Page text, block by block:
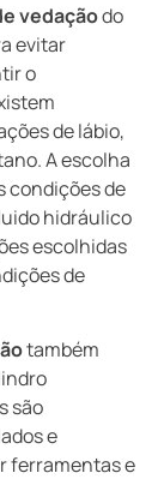
vedaçãodo
evitar
o
de lábio,
A escolha
condições de
hidráulico
escolhidas
de
também
são
e
ferramentas e